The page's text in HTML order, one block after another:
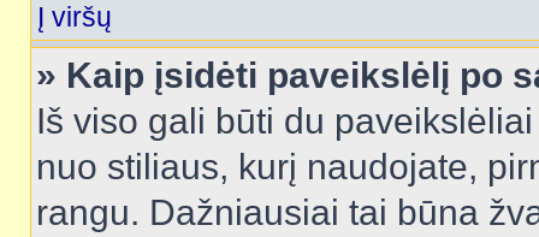
Į viršų
» Kaip įsidėti paveikslėlį po
Iš viso gali būti du
nuo stiliaus, kurį naudojate,
rangu. Dažniausiai tai būna